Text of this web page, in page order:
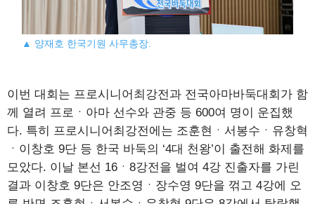
▲ 양재호 한국기원 사무총장.
이번 대회는 프로시니어최강전과 전국아마바둑대회가 함
께 열려 프로ㆍ아마 선수와 관중 등 600여 명이 운집했
다. 특히 프로시니어최강전에는 조훈현ㆍ서봉수ㆍ유창혁
ㆍ이창호 9단 등 한국 바둑의 ‘4대 천왕’이 출전해 화제를
모았다. 이날 본선 16ㆍ8강전을 벌여 4강 진출자를 가린
결과 이창호 9단은 안조영ㆍ장수영 9단을 꺾고 4강에 오